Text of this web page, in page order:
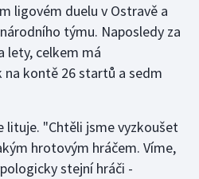
ligovém duelu v Ostravě a
týmu. Naposledy za
lety, celkem má
kontě 26 startů a sedm
lituje. "Chtěli jsme vyzkoušet
hrotovým hráčem. Víme,
stejní hráči -